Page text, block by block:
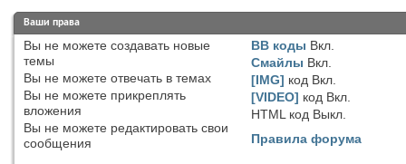
Ваши права
Вы не можете создавать новые
темы
Вы не можете отвечать в темах
Вы не можете прикреплять
вложения
Вы не можете редактировать свои
сообщения
BB коды Вкл.
Смайлы Вкл.
[IMG] код Вкл.
[VIDEO] код Вкл.
HTML код Выкл.
Правила форума